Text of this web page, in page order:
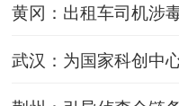
黄冈：出租车司机涉
武汉：为国家科创中